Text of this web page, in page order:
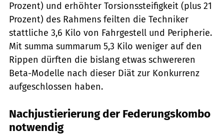
Prozent) und erhöhter Torsionssteifigkeit (plus 21
Prozent) des Rahmens feilten die Techniker
stattliche 3,6 Kilo von Fahrgestell und Peripherie.
Mit summa summarum 5,3 Kilo weniger auf den
Rippen dürften die bislang etwas schwereren
Beta-Modelle nach dieser Diät zur Konkurrenz
aufgeschlossen haben.
Nachjustierierung der Federungskombo
notwendig